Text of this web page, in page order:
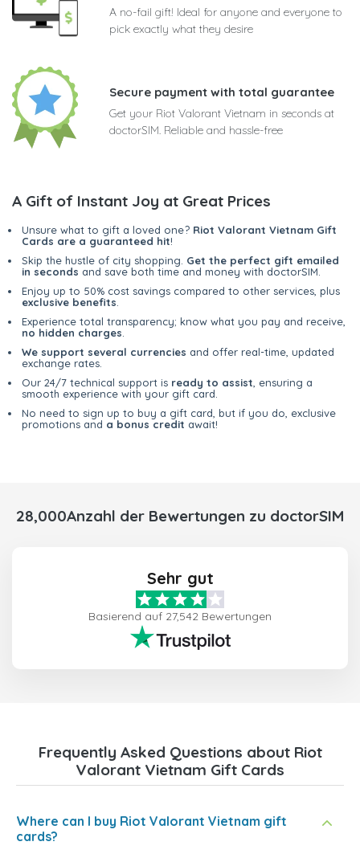
A no-fail gift! Ideal for anyone and everyone to
pick exactly what they desire
Secure payment with total guarantee
Get your Riot Valorant Vietnam in seconds at
doctorSIM. Reliable and hassle-free
A Gift of Instant Joy at Great Prices
Unsure what to gift a loved one? Riot Valorant Vietnam Gift
Cards are a guaranteed hit!
Skip the hustle of city shopping. Get the perfect gift emailed
in seconds and save both time and money with doctorSIM.
Enjoy up to 50% cost savings compared to other services, plus
exclusive benefits
Experience total transparency; know what you pay and receive,
no hidden charges
We support several currencies and offer real-time, updated
exchange rates.
Our 24/7 technical support is ready to assist , ensuring a
smooth experience with your gift card.
No need to sign up to buy a gift card, but if you do, exclusive
promotions and a bonus credit await!
28,000Anzahl der Bewertungen zu doctorSIM
Sehr gut
Basierend auf 27,542 Bewertungen
Frequently Asked Questions about Riot
Valorant Vietnam Gift Cards
Where can I buy Riot Valorant Vietnam gift
cards?